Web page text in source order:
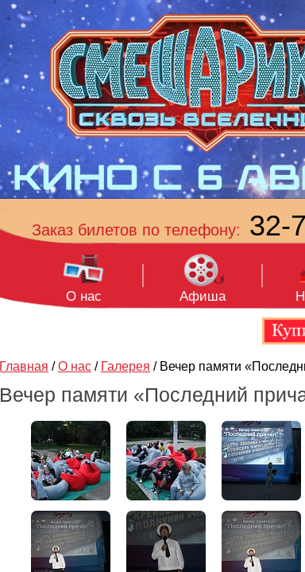
Заказ билетов по телефону: 32-
О нас Афиша
Главная / О нас / Галерея / Вечер памяти
Вечер памяти «Последний